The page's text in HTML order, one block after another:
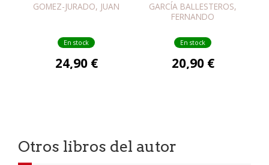
GOMEZ-JURADO, JUAN
En stock
24,90 €
GARCÍA BALLESTEROS,
FERNANDO
En stock
20,90 €
Otros libros del autor